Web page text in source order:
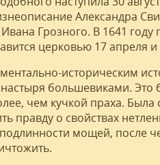
Александра
Грозного. В 1641
церковью 17 апреля и
историческим
большевиками. Это
чем кучкой праха.
правду о свойствах
мощей, после